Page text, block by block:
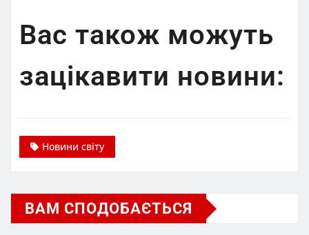
Вас також можуть
зацікавити новини:
Новини світу
ВАМ СПОДОБАЄТЬСЯ